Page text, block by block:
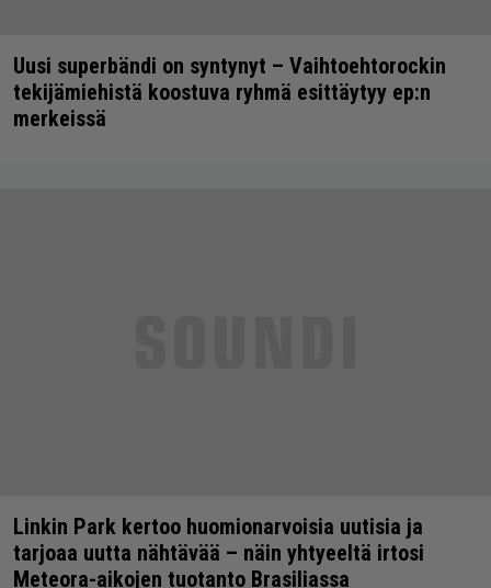
Uusi superbändi on syntynyt – Vaihtoehtorockin
tekijämiehistä koostuva ryhmä esittäytyy ep:n
merkeissä
Linkin Park kertoo huomionarvoisia uutisia ja
tarjoaa uutta nähtävää – näin yhtyeeltä irtosi
Meteora-aikojen tuotanto Brasiliassa